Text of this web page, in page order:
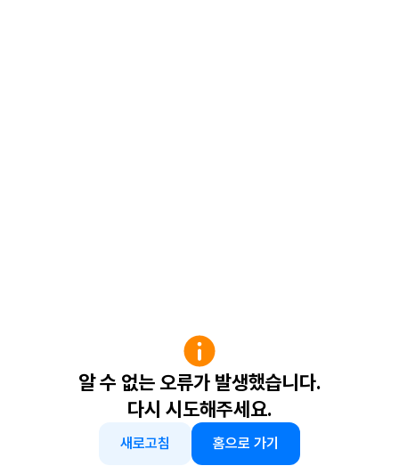
알 수 없는 오류가 발생했습니다.
다시 시도해주세요.
새로고침 홈으로 가기